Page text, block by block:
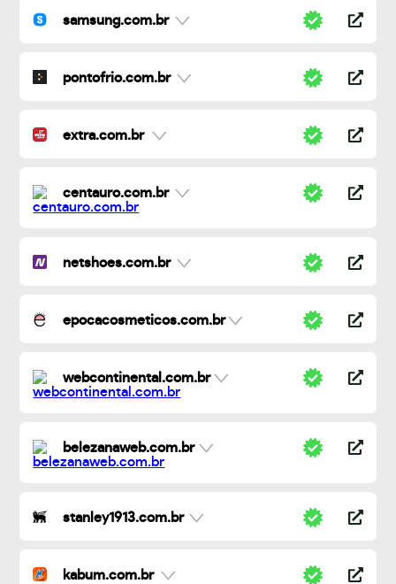
samsung.com.br
pontofrio.com.br
extra.com.br
centauro.com.br
netshoes.com.br
epocacosmeticos.com.br
webcontinental.com.br
belezanaweb.com.br
stanley1913.com.br
kabum.com.br